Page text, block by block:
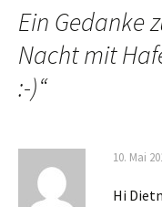
Ein Gedanke
Nacht mit
:-)“
10. Mai
Hi